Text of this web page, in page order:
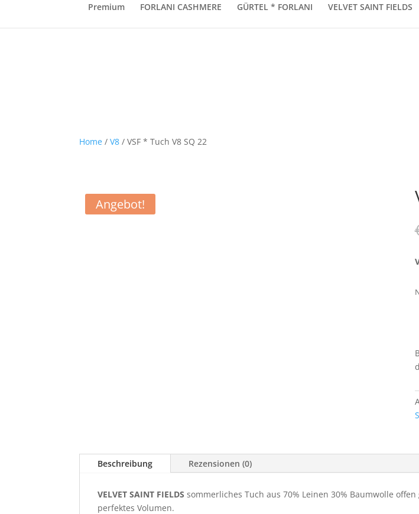
Premium FORLANI CASHMERE GÜRTEL * FORLANI VELVET SAINT FIELDS
Home /V8 / VSF * Tuch V8 SQ 22
Angebot!
Beschreibung Rezensionen (0)
VELVET SAINT FIELDS sommerliches Tuch aus 70% Leinen 30% Baumwolle
perfektes Volumen.